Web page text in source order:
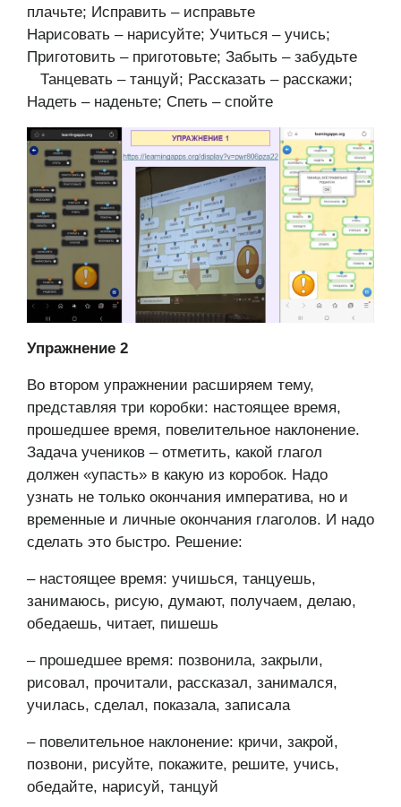
плачьте; Исправить – исправьте
Нарисовать – нарисуйте; Учиться – учись;
Приготовить – приготовьте; Забыть – забудьте
Танцевать – танцуй; Рассказать – расскажи;
Надеть – наденьте; Спеть – спойте
Упражнение 2
Во втором упражнении расширяем тему,
представляя три коробки: настоящее время,
прошедшее время, повелительное наклонение.
Задача учеников – отметить, какой глагол
должен «упасть» в какую из коробок. Надо
узнать не только окончания императива, но и
временные и личные окончания глаголов. И надо
сделать это быстро. Решение:
– настоящее время: учишься, танцуешь,
занимаюсь, рисую, думают, получаем, делаю,
обедаешь, читает, пишешь
– прошедшее время: позвонила, закрыли,
рисовал, прочитали, рассказал, занимался,
училась, сделал, показала, записала
– повелительное наклонение: кричи, закрой,
позвони, рисуйте, покажите, решите, учись,
обедайте, нарисуй, танцуй